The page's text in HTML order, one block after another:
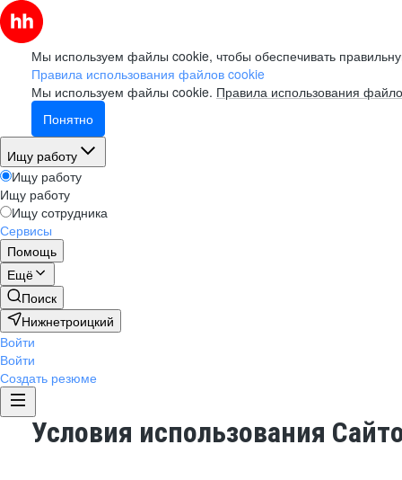
Мы используем файлы cookie, чтобы обеспечивать
Правила использования файлов cookie
Мы используем файлы cookie. Правила использования
Понятно
Ищу работу
Ищу работу
Ищу работу
Ищу сотрудника
Сервисы
Помощь
Ещё
Поиск
Нижнетроицкий
Войти
Войти
Создать резюме
Условия использования